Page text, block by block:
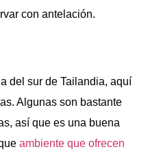
con antelación.
del sur de Tailandia, aquí
Algunas son bastante
así que es una buena
ambiente que ofrecen